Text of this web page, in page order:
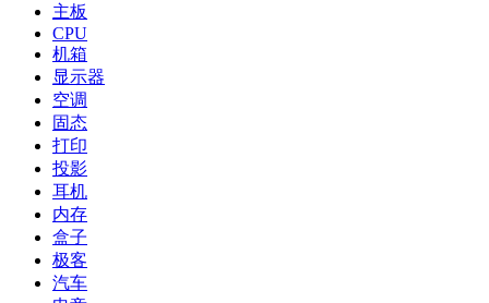
主板
CPU
机箱
显示器
空调
固态
打印
投影
耳机
内存
盒子
极客
汽车